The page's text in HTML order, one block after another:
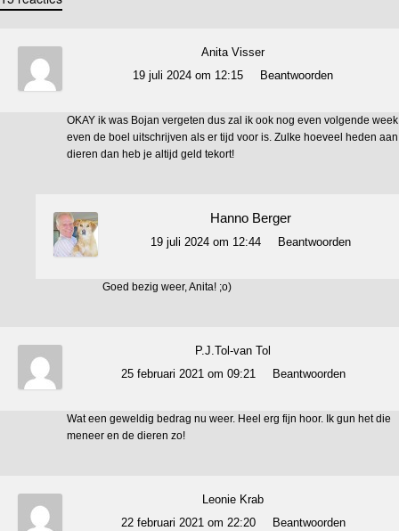
Anita Visser
19 juli 2024 om 12:15
Beantwoorden
OKAY ik was Bojan vergeten dus zal ik ook nog even volgende week
even de boel uitschrijven als er tijd voor is. Zulke hoeveel heden aan
dieren dan heb je altijd geld tekort!
Hanno Berger
19 juli 2024 om 12:44 Beantwoorden
Goed bezig weer, Anita! ;o)
P.J.Tol-van Tol
25 februari 2021 om 09:21
Beantwoorden
Wat een geweldig bedrag nu weer. Heel erg fijn hoor. Ik gun het die
meneer en de dieren zo!
Leonie Krab
22 februari 2021 om 22:20
Beantwoorden